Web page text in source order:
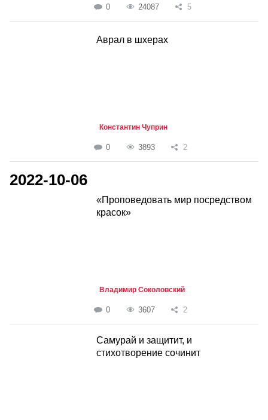
0 24087 5
Аврал в шхерах
Константин Чуприн
0 3893 2
2022-10-06
«Проповедовать мир посредством
красок»
Владимир Соколовский
0 3607 2
Самурай и защитит, и
стихотворение сочинит